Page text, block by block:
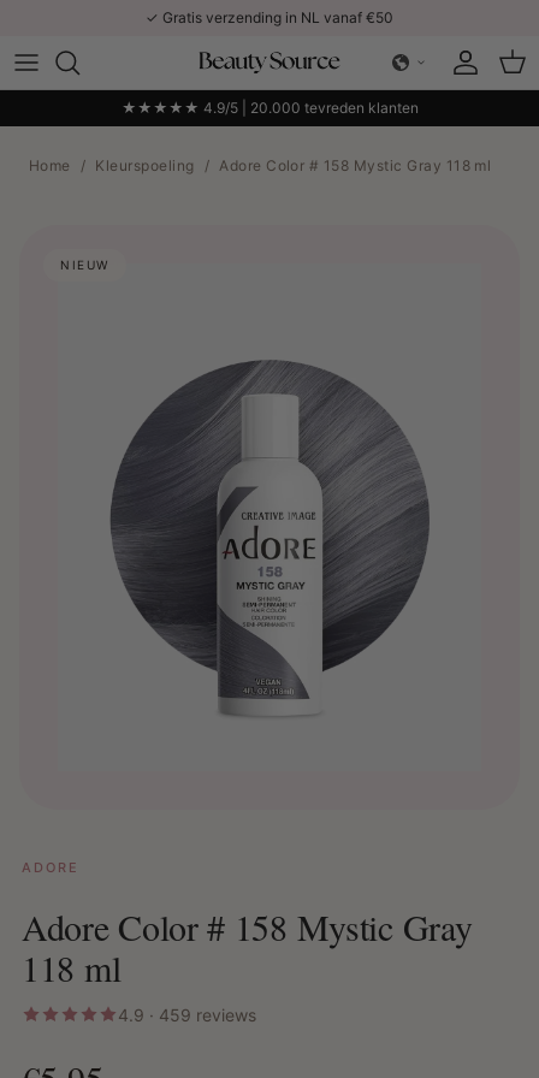
✓ Gratis verzending in NL vanaf €50
Account
★★★★★ 4.9/5 | 20.000 tevreden klanten
Home / Kleurspoeling / Adore Color # 158 Mystic Gray 118 ml
NIEUW
ADORE
Adore Color # 158 Mystic Gray
118 ml
4.9 · 459 reviews